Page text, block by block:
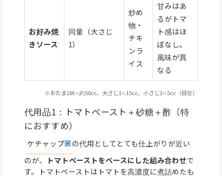
お好み焼
きソース
同量（大さじ
1）
炒め
物・
チキ
ンラ
イス
甘みはあ
るがトマ
ト感はほ
ぼなし。
風味が異
なる
※おたま1杯≒約50cc、大さじ1≒15cc、小さじ1≒5cc（目安）
代用品1：トマトペースト＋砂糖＋酢（特
におすすめ）
ケチャップ
の代用としてとても仕上がりが近い
のが、
トマトペーストをベースにした組み合わせで
す。トマトペーストはトマトを高濃度に煮詰めたも